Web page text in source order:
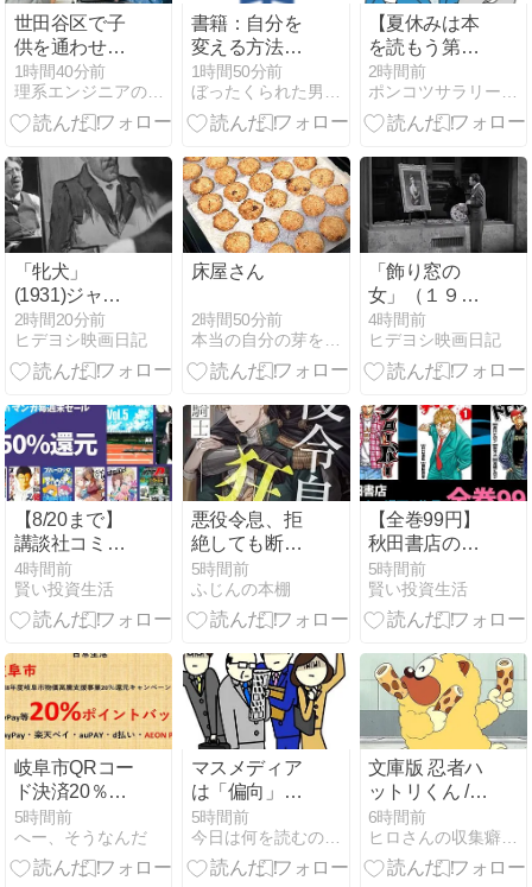
と』『ホリミ
ヤ』など人気
作もお買い得
世田谷区で子
供を通わせた
い中学受験塾
12選！志望校
合格を目指す
イド
1時間40分前
理系エンジニアのがくすけブログ|中学受験の準備や始め方
書籍：自分を
変える方法よ
り「いやでも
やる気が出
る」
1時間50分前
ぼったくられた男の日常
【夏休みは本
を読もう第13
弾】レブロ
ン・ジェーム
ズおすすめ本
から成功哲学
まで厳選紹介
2時間前
ポンコツサラリーマンの雑記帳 - 子どもと仕事と趣味の雑記帳
「牝犬」
(1931)ジャ
ン・ルノワー
ル～「スカー
レット・スト
ネタ・女を愛
して転落する
男～
2時間20分前
ヒデヨシ映画日記
床屋さん
2時間50分前
「飾り窓の
女」（１９４
４）フリッ
ツ・ラング～
「スカーレッ
ト」と重ね合
わせの悪夢～
4時間前
ヒデヨシ映画日記
【8/20まで】
講談社コミッ
クス 88円セー
ル開催中！
『ザ・ファブ
ラ』『宇宙兄
弟』『転生重
騎士』など人
気作が最大3
巻88円
4時間前
賢い投資生活
悪役令息、拒
絶しても断罪
役の騎士に狂
ったように愛
される (ゆら
5時間前
ふじんの本棚
【全巻99円】
秋田書店の人
気ヤンキー漫
画『クローバ
ー』『チキ
プOG』がセー
ル追加！3作
品ともKindle
Unlimited読み
放題
5時間前
賢い投資生活
岐阜市QRコー
ド決済20％ポ
イントバック
キャンペーン
26/8/31または
5時間前
へー、そうなんだ
マスメディア
は「偏向」し
ている？
5時間前
今日は何を読むのやら？（雨彦の読み散らかしの記）
文庫版 忍者ハ
ットリくん /
藤子不二雄 Ⓐ
6時間前